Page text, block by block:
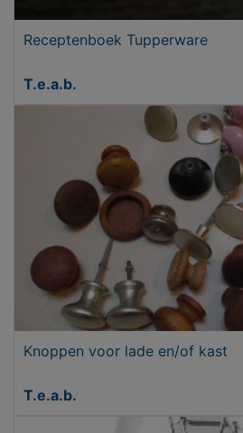
Receptenboek Tupperware
T.e.a.b.
Knoppen voor lade en/of kast
T.e.a.b.